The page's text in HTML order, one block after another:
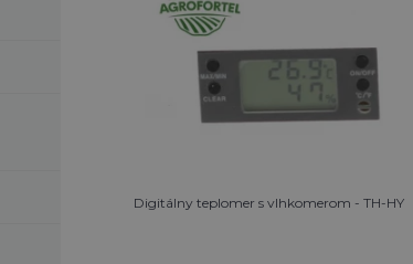
Digitálny teplomer s vlhkomerom - TH-HY